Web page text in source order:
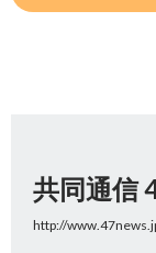
共同通信
http://